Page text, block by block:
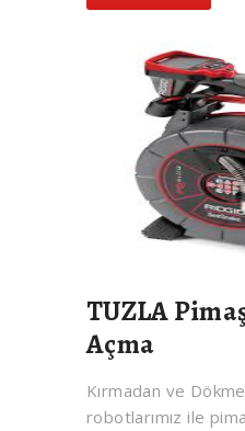
TUZLA
Açma
Kırmadan ve
robotlarımız ile